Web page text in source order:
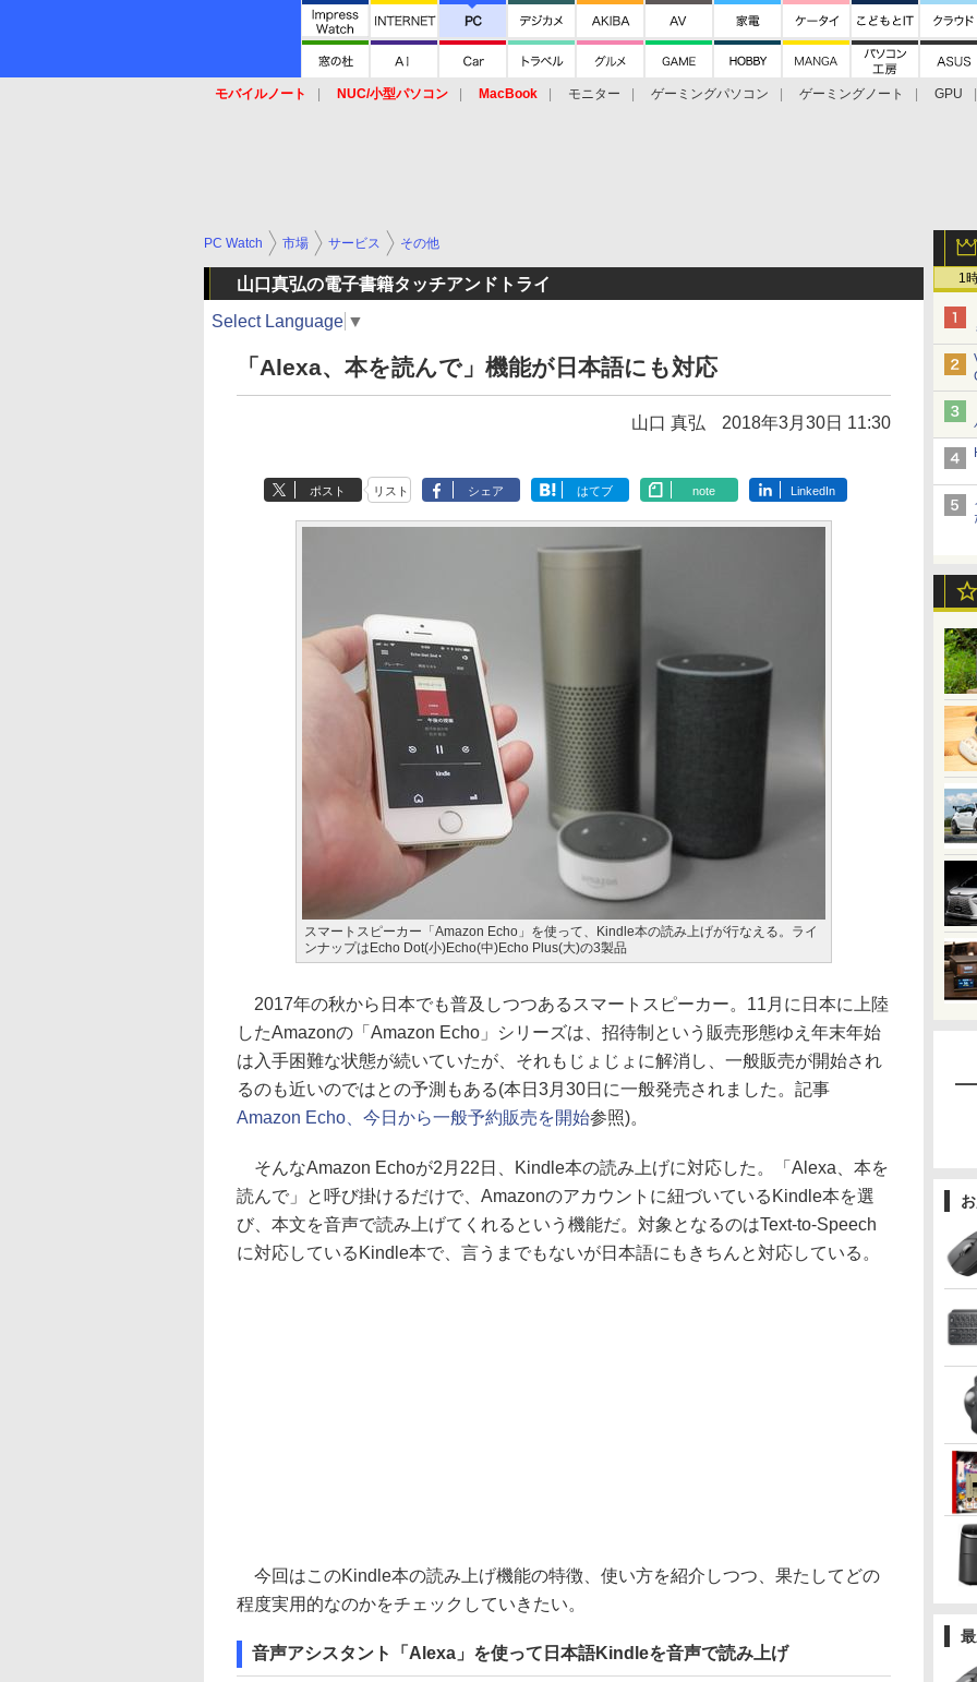
モバイルノート NUC/小型パソコン MacBook モニター ゲーミングパソコン ゲーミングノート
GPU
1
PC Watch 市場 サービス その他
山口真弘の電子書籍タッチアンドトライ
Select Language ▼
「Alexa、本を読んで」機能が日本語にも対応
山口 真弘 2018年3月30日 11:30
ポスト リスト シェア はてブ note LinkedIn
スマートスピーカー「Amazon Echo」を使って、Kindle本の読み上げが行なえる。ライ
ンナップはEcho Dot(小)Echo(中)Echo Plus(大)の3製品
2017年の秋から日本でも普及しつつあるスマートスピーカー。11月に日本に上陸
したAmazonの「Amazon Echo」シリーズは、招待制という販売形態ゆえ年末年始
は入手困難な状態が続いていたが、それもじょじょに解消し、一般販売が開始され
るのも近いのではとの予測もある(本日3月30日に一般発売されました。記事
Amazon Echo、今日から一般予約販売を開始参照)。
そんなAmazon Echoが2月22日、Kindle本の読み上げに対応した。「Alexa、本を
読んで」と呼び掛けるだけで、Amazonのアカウントに紐づいているKindle本を選
び、本文を音声で読み上げてくれるという機能だ。対象となるのはText-to-Speech
に対応しているKindle本で、言うまでもないが日本語にもきちんと対応している。
今回はこのKindle本の読み上げ機能の特徴、使い方を紹介しつつ、果たしてどの
程度実用的なのかをチェックしていきたい。
音声アシスタント「Alexa」を使って日本語Kindleを音声で読み上げ